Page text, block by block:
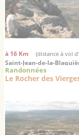
à 16 Km (distance à vol
Saint-Jean-de-la-
Hérault
Randonnées
Le Rocher des